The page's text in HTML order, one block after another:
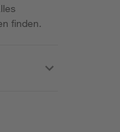
finden.